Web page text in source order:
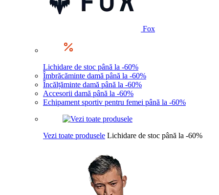
Fox
Lichidare de stoc până la -60%
Îmbrăcăminte damă până la -60%
Încălțăminte damă până la -60%
Accesorii damă până la -60%
Echipament sportiv pentru femei până la -60%
Vezi toate produsele Lichidare de stoc până la -60%